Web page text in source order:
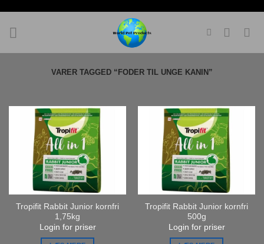
indhold
VARER TAGGED “FODER TIL UNGE KANIN”
Tropifit Rabbit Junior kornfri
1,75kg
Login for priser
Tropifit Rabbit Junior kornfri
500g
Login for priser